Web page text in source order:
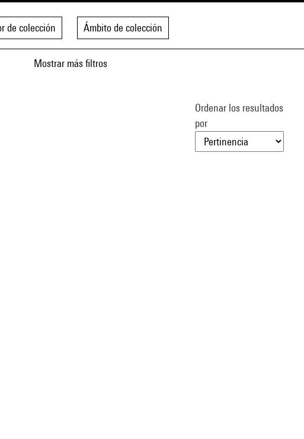
de colección Ámbito de colección
Mostrar más filtros
Ordenar los resultados
por